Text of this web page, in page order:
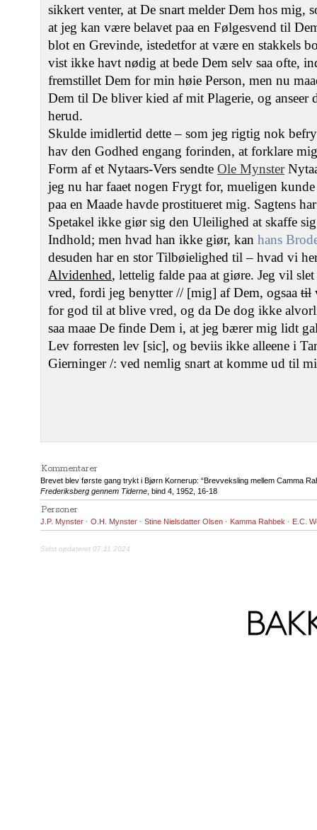
sikkert venter, at De snart melder Dem hos mig,
at jeg kan være belavet paa en Følgesvend til
blot en Grevinde, istedetfor at være en stakkels
vist ikke havt nødig at bede Dem selv saa ofte,
fremstillet Dem for min høie Person, men nu
Dem til De bliver kied af mit Plagerie, og anseer
herud.
Skulde imidlertid dette – som jeg rigtig nok
hav den Godhed engang forinden, at forklare
Form af et Nytaars-Vers sendte Ole Mynster
jeg nu har faaet nogen Frygt for, mueligen
paa en Maade havde prostitueret mig. Sagtens
Spetakel ikke giør sig den Uleilighed at skaffe
Indhold; men hvad han ikke giør, kan hans
desuden har en stor Tilbøielighed til – hvad vi
Alvidenhed, lettelig falde paa at giøre. Jeg vil
vred, fordi jeg benytter // [mig] af Dem, ogsaa til
for god til at blive vred, og da De dog ikke
saa maae De finde Dem i, at jeg bærer mig lidt
Lev forresten lev [sic], og beviis ikke alleene i
Gierninger /: ved nemlig snart at komme ud til
Kommentarer
Brevet blev første gang trykt i Bjørn Kornerup: “Brevveksling mellem Camma
Frederiksberg gennem Tiderne , bind 4, 1952, 16-18
Personer
J.P. Mynster · O.H. Mynster · Stine Nielsdatter Olsen · Kamma Rahbek · E.C.
Sidst opdateret 07.11.2024